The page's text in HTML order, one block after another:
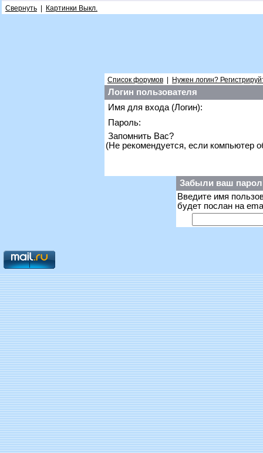
Свернуть Картинки Выкл.
Список форумов Нужен логин?
Логин пользователя
Имя для входа (Логин):
Пароль:
Запомнить Вас?
(Не рекомендуется, если компьютер
Забыли ваш
Введите имя
будет послан на